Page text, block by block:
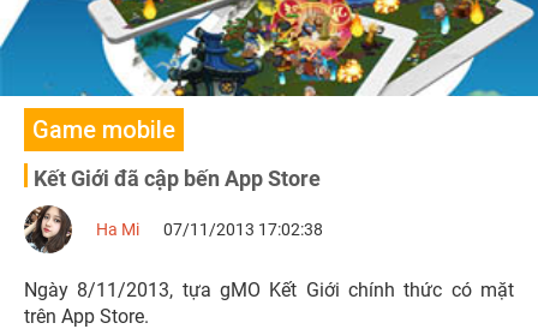
Game mobile
Kết Giới đã cập bến App Store
Ha Mi 07/11/2013 17:02:38
Ngày 8/11/2013, tựa gMO Kết Giới chính thức có mặt
trên App Store.